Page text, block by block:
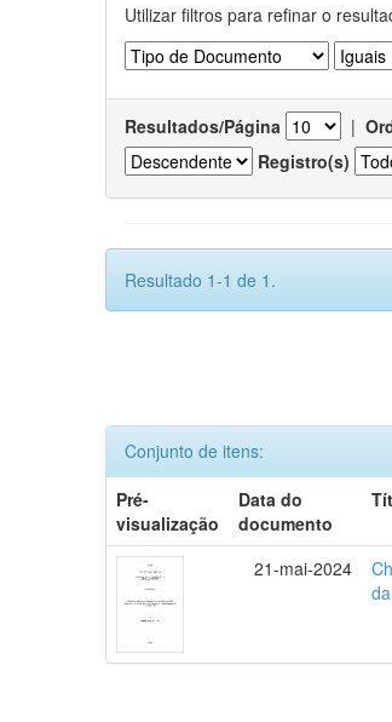
Utilizar filtros para refinar o
Resultados/Página |
Registro(s)
Resultado 1-1 de 1.
Conjunto de itens:
Pré-
visualização
Data do
documento
21-mai-2024